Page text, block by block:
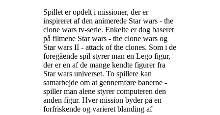
Spillet er opdelt i missioner, der er
inspireret af den animerede Star wars - the
clone wars tv-serie. Enkelte er dog baseret
på filmene Star wars - the clone wars og
Star wars II - attack of the clones. Som i de
foregående spil styrer man en Lego figur,
der er en af de mange kendte figurer fra
Star wars universet. To spillere kan
samarbejde om at gennemføre banerne -
spiller man alene styrer computeren den
anden figur. Hver mission byder på en
forfriskende og varieret blanding af